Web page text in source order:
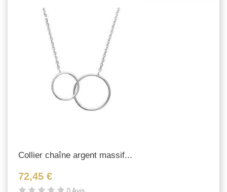
Collier chaîne argent massif...
72,45 €